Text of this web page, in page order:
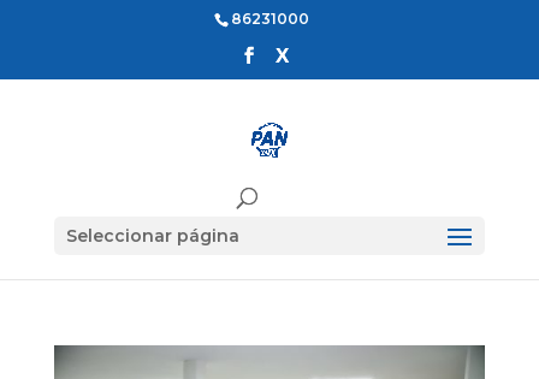
86231000
Seleccionar página